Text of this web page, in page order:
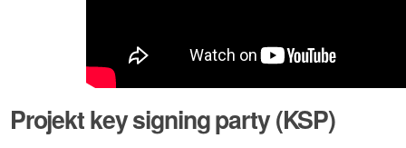
Projekt key signing party (KSP)